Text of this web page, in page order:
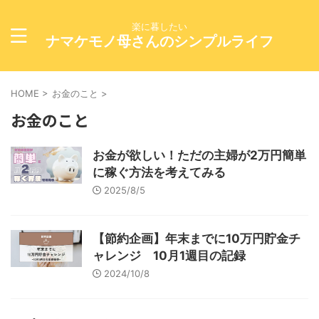
楽に暮したい
ナマケモノ母さんのシンプルライフ
HOME > お金のこと >
お金のこと
お金が欲しい！ただの主婦が2万円簡単
に稼ぐ方法を考えてみる
2025/8/5
【節約企画】年末までに10万円貯金チ
ャレンジ 10月1週目の記録
2024/10/8